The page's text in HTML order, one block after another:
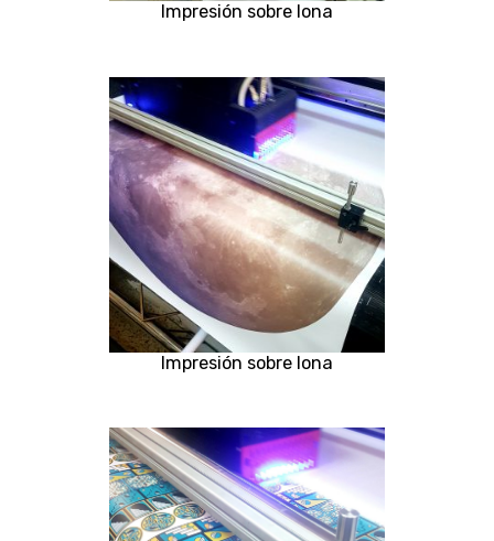
Impresión sobre lona
Impresión sobre lona